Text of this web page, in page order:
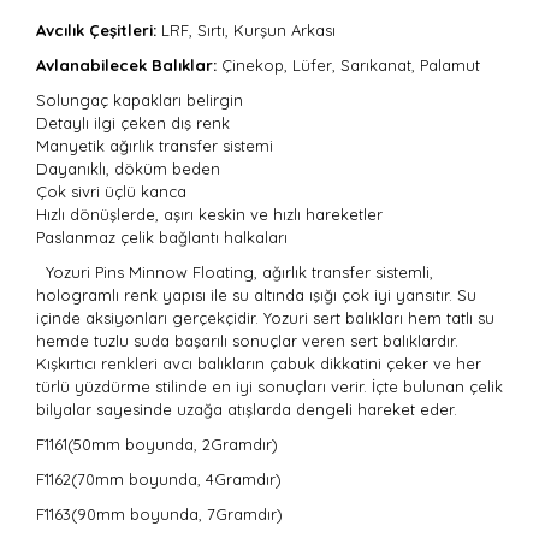
Avcılık Çeşitleri: LRF, Sırtı, Kurşun Arkası
Avlanabilecek Balıklar: Çinekop, Lüfer, Sarıkanat, Palamut
Solungaç kapakları belirgin
Detaylı ilgi çeken dış renk
Manyetik ağırlık transfer sistemi
Dayanıklı, döküm beden
Çok sivri üçlü kanca
Hızlı dönüşlerde, aşırı keskin ve hızlı hareketler
Paslanmaz çelik bağlantı halkaları
Yozuri Pins Minnow Floating, ağırlık transfer sistemli,
hologramlı renk yapısı ile su altında ışığı çok iyi yansıtır. Su
içinde aksiyonları gerçekçidir. Yozuri sert balıkları hem tatlı su
hemde tuzlu suda başarılı sonuçlar veren sert balıklardır.
Kışkırtıcı renkleri avcı balıkların çabuk dikkatini çeker ve her
türlü yüzdürme stilinde en iyi sonuçları verir. İçte bulunan çelik
bilyalar sayesinde uzağa atışlarda dengeli hareket eder.
F1161(50mm boyunda, 2Gramdır)
F1162(70mm boyunda, 4Gramdır)
F1163(90mm boyunda, 7Gramdır)